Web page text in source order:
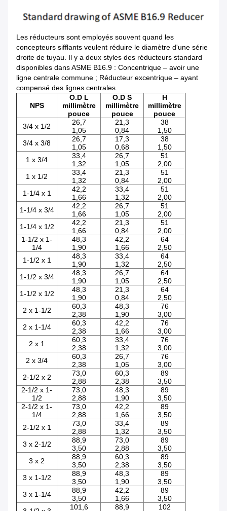
Les réducteurs sont employés souvent quand les
concepteurs sifflants veulent réduire le diamètre d'une série
droite de tuyau. Il y a deux styles des réducteurs standard
disponibles dans ASME B16.9 : Concentrique – avoir une
ligne centrale commune ; Réducteur excentrique – ayant
compensé des lignes centrales.
NPS
O.D L
millimètre
pouce
O.D S
millimètre
pouce
H
millimètre
pouce
3/4 x 1/2
26,7
1,05
21,3
0,84
38
1,50
3/4 x 3/8
26,7
1,05
17,3
0,68
38
1,50
1 x 3/4
33,4
1,32
26,7
1,05
51
2,00
1 x 1/2
33,4
1,32
21,3
0,84
51
2,00
1-1/4 x 1
42,2
1,66
33,4
1,32
51
2,00
1-1/4 x 3/4
42,2
1,66
26,7
1,05
51
2,00
1-1/4 x 1/2
42,2
1,66
21,3
0,84
51
2,00
1-1/2 x 1-
1/4
48,3
1,90
42,2
1,66
64
2,50
1-1/2 x 1
48,3
1,90
33,4
1,32
64
2,50
1-1/2 x 3/4
48,3
1,90
26,7
1,05
64
2,50
1-1/2 x 1/2
48,3
1,90
21,3
0,84
64
2,50
2 x 1-1/2
60,3
2,38
48,3
1,90
76
3,00
2 x 1-1/4
60,3
2,38
42,2
1,66
76
3,00
2 x 1
60,3
2,38
33,4
1,32
76
3,00
2 x 3/4
60,3
2,38
26,7
1,05
76
3,00
2-1/2 x 2
73,0
2,88
60,3
2,38
89
3,50
2-1/2 x 1-
1/2
73,0
2,88
48,3
1,90
89
3,50
2-1/2 x 1-
1/4
73,0
2,88
42,2
1,66
89
3,50
2-1/2 x 1
73,0
2,88
33,4
1,32
89
3,50
3 x 2-1/2
88,9
3,50
73,0
2,88
89
3,50
3 x 2
88,9
3,50
60,3
2,38
89
3,50
3 x 1-1/2
88,9
3,50
48,3
1,90
89
3,50
3 x 1-1/4
88,9
3,50
42,2
1,66
89
3,50
101,6
88,9
102